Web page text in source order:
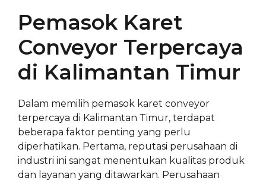
Pemasok Karet
Conveyor Terpercaya
di Kalimantan Timur
Dalam memilih pemasok karet conveyor
terpercaya di Kalimantan Timur, terdapat
beberapa faktor penting yang perlu
diperhatikan. Pertama, reputasi perusahaan di
industri ini sangat menentukan kualitas produk
dan layanan yang ditawarkan. Perusahaan